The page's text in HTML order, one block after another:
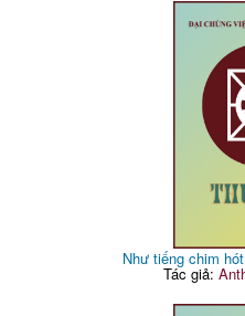
Như tiếng chim
Tác giả: